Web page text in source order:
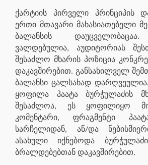
ქარტიის პირველი პრინციპის
ერთი მთავარი მახასიათებელი
ბალანსის
ვალდებულია, აუდიტორიას
შესაძლო მხარის პოზიცია
დაკავშირებით. განსახილველ
ბალანსი ცალსახად
ყოფილა პაატა ბურჭულაძის
შესაძლოა, ეს ყოფილიყო
კომენტარი, ფრაგმენტი
სარჩელიდან, ან/და
ასახული იქნებოდა
ბრალდებებთან დაკავშირებით.